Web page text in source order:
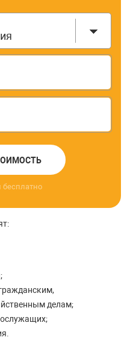
бесплатно
делам;